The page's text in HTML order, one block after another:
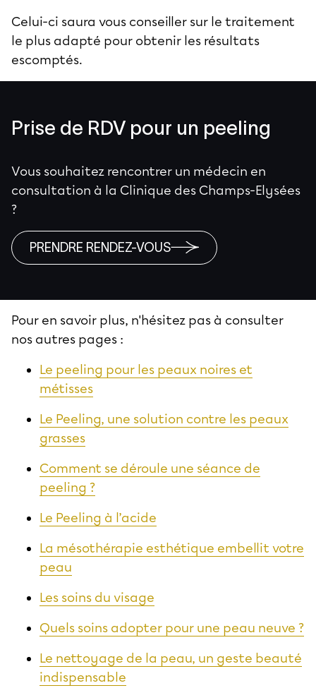
Celui-ci saura vous conseiller sur le traitement
le plus adapté pour obtenir les résultats
escomptés.
Prise de RDV pour un peeling
Vous souhaitez rencontrer un médecin en
consultation à la Clinique des Champs-Elysées
?
PRENDRE RENDEZ-VOUS
Pour en savoir plus, n'hésitez pas à consulter
nos autres pages :
Le peeling pour les peaux noires et
métisses
Le Peeling, une solution contre les peaux
grasses
Comment se déroule une séance de
peeling ?
Le Peeling à l’acide
La mésothérapie esthétique embellit votre
peau
Les soins du visage
Quels soins adopter pour une peau neuve ?
Le nettoyage de la peau, un geste beauté
indispensable